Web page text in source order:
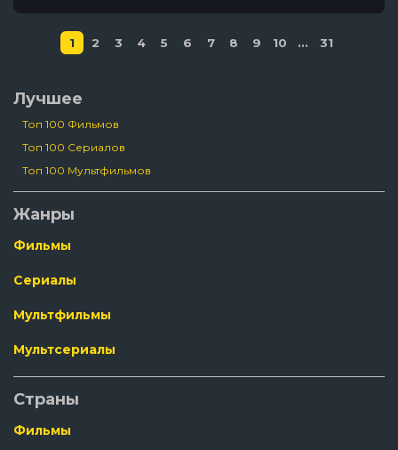
1 2 3 4 5 6 7 8 9 10 ... 31
Лучшее
Топ 100 Фильмов
Топ 100 Сериалов
Топ 100 Мультфильмов
Жанры
Фильмы
Сериалы
Мультфильмы
Мультсериалы
Страны
Фильмы